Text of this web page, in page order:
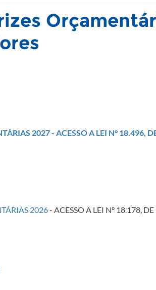
2027 - ACESSO A LEI N° 18.496,
2026 - ACESSO A LEI N° 18.178,